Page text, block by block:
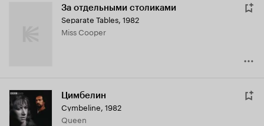
За отдельными столиками
Separate Tables, 1982
Miss Cooper
Цимбелин
Cymbeline, 1982
Queen